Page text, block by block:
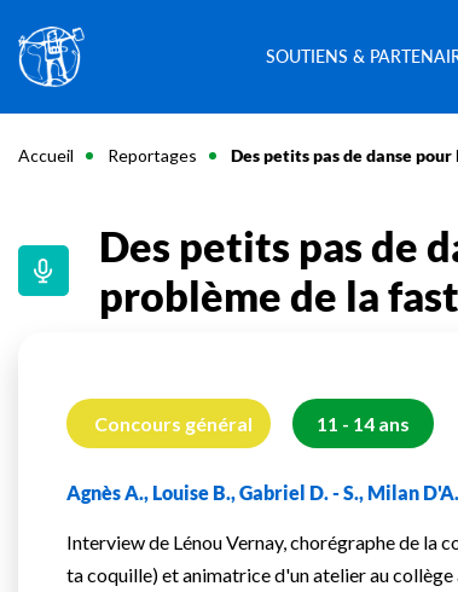
SOUTIENS &
Accueil Reportages Des petits pas de danse
Des petits pas de
problème de la
Concours général 11 - 14 ans
Agnès A., Louise B., Gabriel D. - S., Milan
Interview de Lénou Vernay, chorégraphe de la
ta coquille) et animatrice d'un atelier au